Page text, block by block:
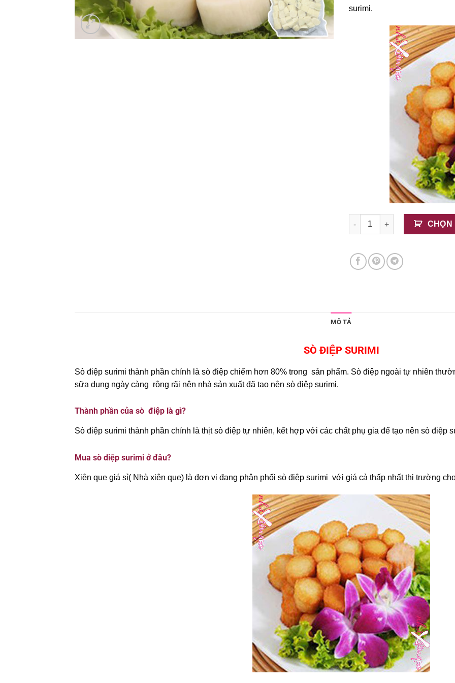
surimi.
Sò Điệp Surimi số lượng
CHỌN
MÔ TẢ
SÒ ĐIỆP SURIMI
Sò điệp surimi thành phần chính là sò điệp chiếm hơn 80% trong sản phẩm. Sò điệp ngoài tự nhiên
sữa dụng ngày càng rộng rãi nên nhà sản xuất đã tạo nên sò điệp surimi.
Thành phần của sò điệp là gì?
Sò điệp surimi thành phần chính là thịt sò điệp tự nhiên, kết hợp với các chất phụ gia để tạo nên sò điệp
Mua sò diệp surimi ở đâu?
Xiên que giá sỉ( Nhà xiên que) là đơn vị đang phân phối sò điệp surimi với giá cả thấp nhất thị trường